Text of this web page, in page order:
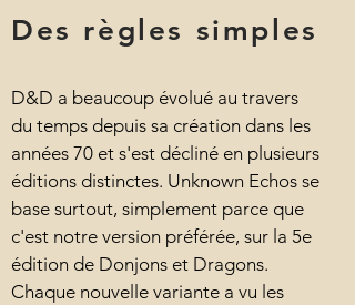
Des règles simples
D&D a beaucoup évolué au travers
du temps depuis sa création dans les
années 70 et s'est décliné en plusieurs
éditions distinctes. Unknown Echos se
base surtout, simplement parce que
c'est notre version préférée, sur la 5e
édition de Donjons et Dragons.
Chaque nouvelle variante a vu les